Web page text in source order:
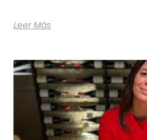
Leer Más